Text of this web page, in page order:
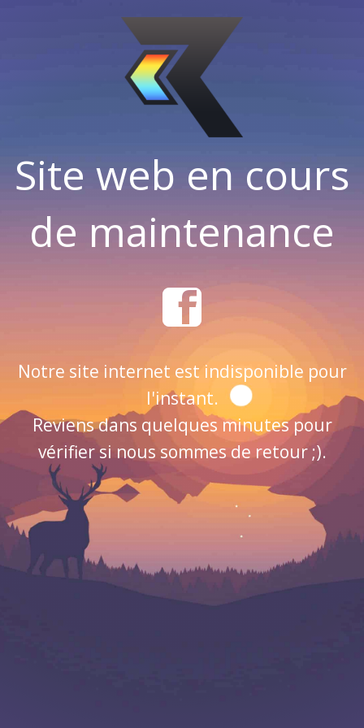
Site web en cours
de maintenance
Notre site internet est indisponible pour
l'instant.
Reviens dans quelques minutes pour
vérifier si nous sommes de retour ;).